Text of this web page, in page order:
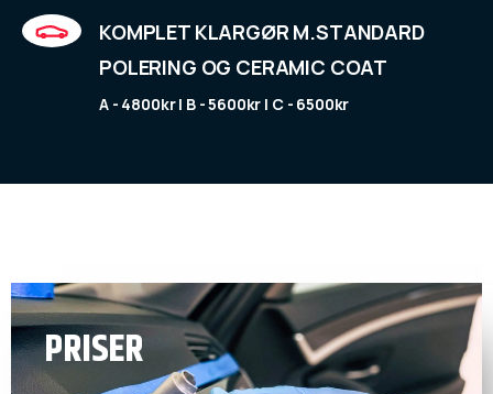
KOMPLET KLARGØR M.STANDARD
POLERING OG CERAMIC COAT
A - 4800kr | B - 5600kr | C - 6500kr
PRISER